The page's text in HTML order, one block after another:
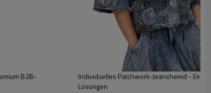
B2B-
Individuelles Patchwork-Jeanshemd -
Lösungen